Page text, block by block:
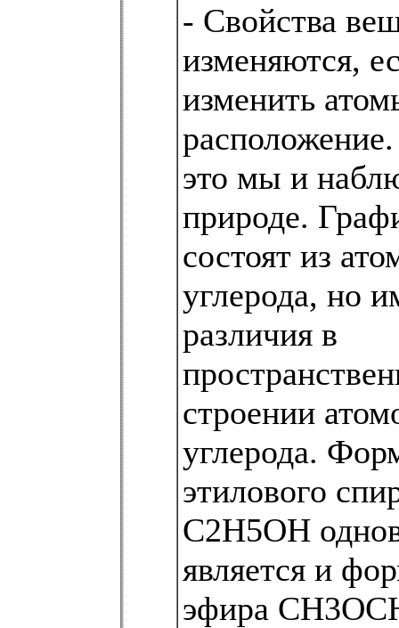
- Свойства
изменяются,
изменить
это мы и
природе.
состоят из
углерода, но
различия в
строении
углерода.
этилового
С2Н5ОН
является и
эфира